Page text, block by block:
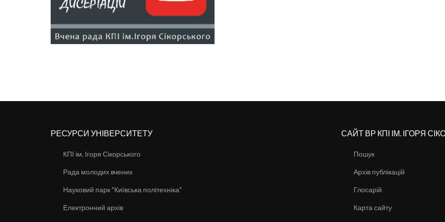
РЕСУРСИ УНІВЕРСИТЕТУ
КПІ ім. Ігоря Сікорського
Рада молодих вчених
Науковий парк "Київська політехніка"
Електронний архів
САЙТ ВР КПІ ІМ. ІГОРЯ
Пошук
Архів публікацій
Глосарій
Карта сайту